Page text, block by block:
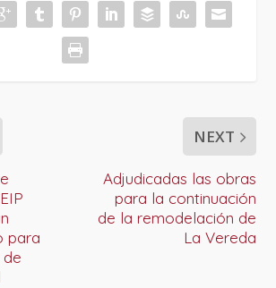
para
de
NEXT
Adjudicadas las obras
para la continuación
de la remodelación de
La Vereda